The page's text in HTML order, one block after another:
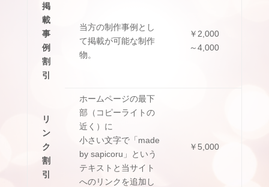
掲
載
事
例
割
引
当方の制作事例とし
て掲載が可能な制作
物。
￥2,000
～4,000
リ
ン
ク
割
引
ホームページの最下
部（コピーライトの
近く）に
小さい文字で「made
by sapicoru」という
テキストと当サイト
へのリンクを追加し
￥5,000